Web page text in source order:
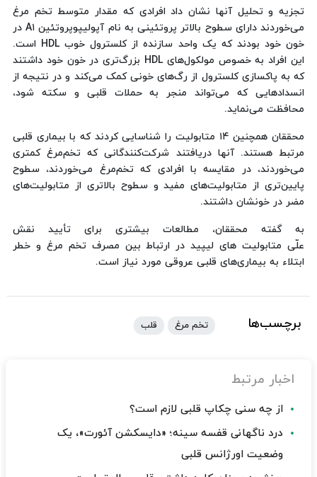
تجزیه و تحلیل آنها نشان داد افرادی که مقدار متوسط تخم مرغ
می‌خوردند دارای سطوح بالاتر پروتئینی به نام آپولیپوپروتئین A۱ در
خون خود بودند که یک واحد سازنده از کلسترول خوب HDL است.
این افراد به خصوص مولکول‌های HDL بزرگ‌تری در خون خود داشتند
که به پاکسازی کلسترول از رگ‌های خونی کمک می‌کند و در نتیجه از
انسدادهایی که می‌تواند منجر به حملات قلبی و سکته شود،
محافظت می‌نماید.
محققان همچنین ۱۴ متابولیت را شناسایی کردند که با بیماری قلبی
مرتبط هستند. آنها دریافتند شرکت‌کنندگانی که تخم‌مرغ کمتری
می‌خوردند، در مقایسه با افرادی که تخم‌مرغ می‌خوردند، سطوح
پایین‌تری از متابولیت‌های مفید و سطوح بالاتری از متابولیت‌های
مضر در خونشان داشتند.
به گفته محققان، مطالعات بیشتری برای تأیید نقش
علّی متابولیت های لیپید در ارتباط بین مصرف تخم مرغ و خطر
ابتلاء به بیماری‌های قلبی عروقی مورد نیاز است.
برچسب‌ها تخم مرغ قلب
اخبار مرتبط
از چه سنی چکاپ قلبی لازم است؟
درد ناگهانی قفسه سینه؛ «دایسکشن آئورت»، یک
وضعیت اورژانس قلبی